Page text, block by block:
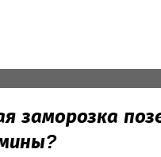
заморозка